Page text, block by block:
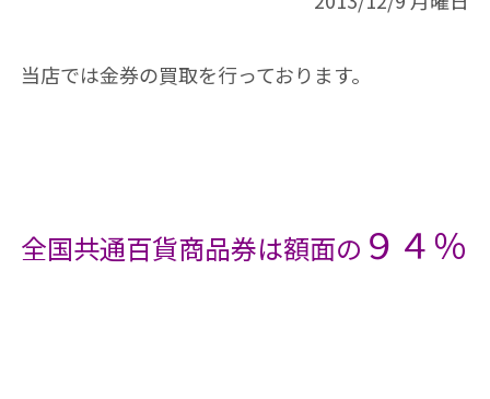
当店では金券の買取を行っております。
全国共通百貨商品券は額面の ９４％